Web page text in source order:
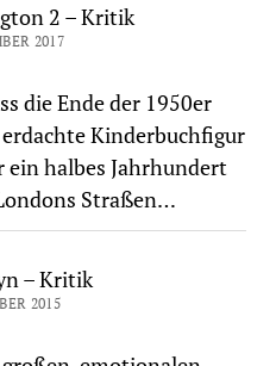
2 – Kritik
2017
die Ende der 1950er
Kinderbuchfigur
ein halbes Jahrhundert
Straßen…
– Kritik
2015